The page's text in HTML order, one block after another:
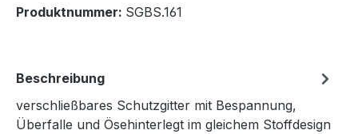
Produktnummer: SGBS.161
Beschreibung
verschließbares Schutzgitter mit Bespannung,
Überfalle und Ösehinterlegt im gleichem Stoffdesign